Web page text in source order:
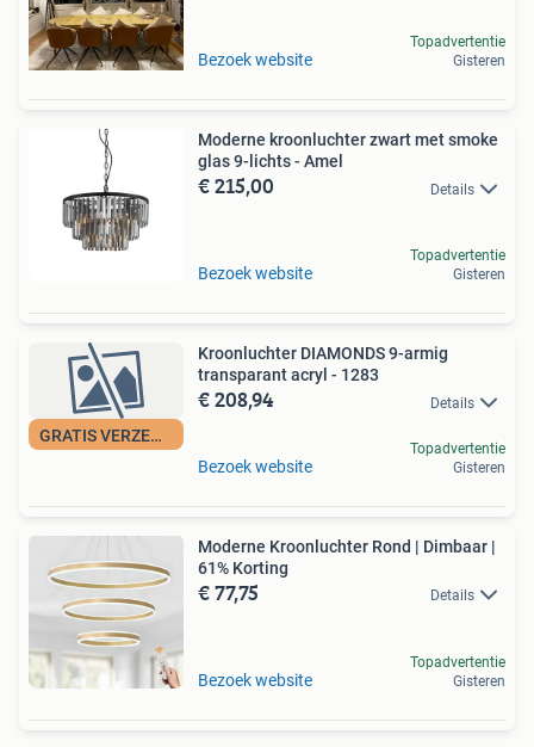
Bezoek website
Topadvertentie
Gisteren
Moderne kroonluchter zwart met smoke
glas 9-lichts - Amel
€ 215,00 Details
Bezoek website
Topadvertentie
Gisteren
GRATIS VERZENDING
Kroonluchter DIAMONDS 9-armig
transparant acryl - 1283
€ 208,94 Details
Bezoek website
Topadvertentie
Gisteren
Moderne Kroonluchter Rond | Dimbaar |
61% Korting
€ 77,75 Details
Bezoek website
Topadvertentie
Gisteren